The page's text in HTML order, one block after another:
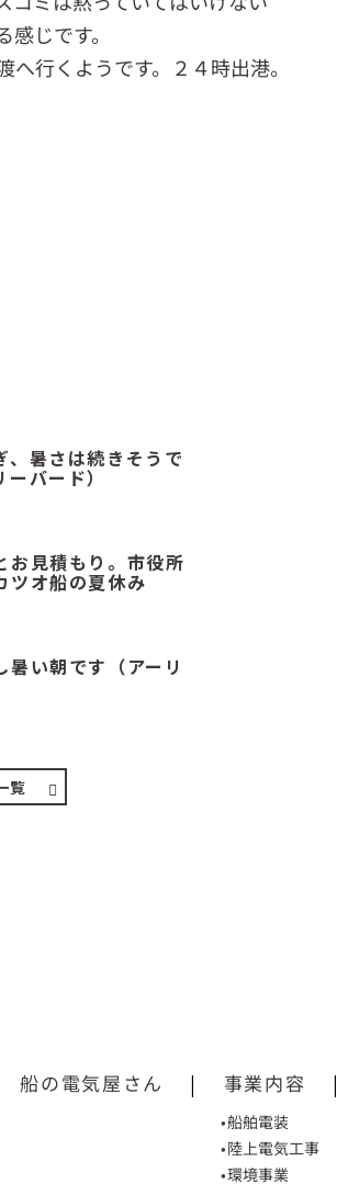
じです。
行くようです。２４時出港。
、暑さは続きそうで
バード）
お見積もり。市役所
ツオ船の夏休み
暑い朝です（アーリ
覧
船の電気屋さん | 事業内容
•船舶電装
•陸上電気工事
•環境事業
|